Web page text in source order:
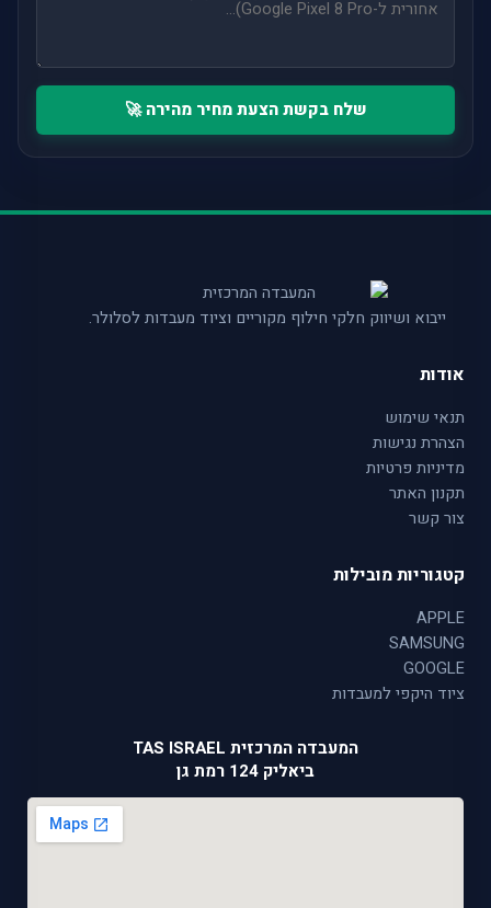
שלח בקשת הצעת מחיר מהירה 🚀
ייבוא ושיווק חלקי חילוף מקוריים וציוד מעבדות לסלולר.
אודות
תנאי שימוש
הצהרת נגישות
מדיניות פרטיות
תקנון האתר
צור קשר
קטגוריות מובילות
APPLE
SAMSUNG
GOOGLE
ציוד היקפי למעבדות
המעבדה המרכזית TAS ISRAEL
ביאליק 124 רמת גן